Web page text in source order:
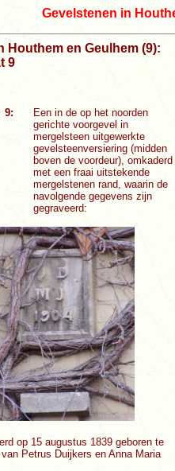
Gevelstenen in
Houthem en Geulhem (9):
9
9:
Een in de op het noorden
gerichte voorgevel in
mergelsteen uitgewerkte
gevelsteenversiering (midden
boven de voordeur), omkaderd
met een fraai uitstekende
mergelstenen rand, waarin de
navolgende gegevens zijn
gegraveerd:
op 15 augustus 1839 geboren te
Petrus Duijkers en Anna Maria